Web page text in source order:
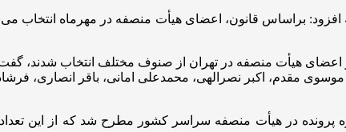
اعضای هیأت منصفه در تهران از صنوف مختلف انتخاب
مقدم، اکبر نصرالهی، محمدعلی امانی، باقر انصاری،